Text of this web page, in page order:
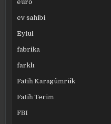
euro
ev sahibi
Eylül
fabrika
farklı
Fatih Karagümrük
Fatih Terim
FBI